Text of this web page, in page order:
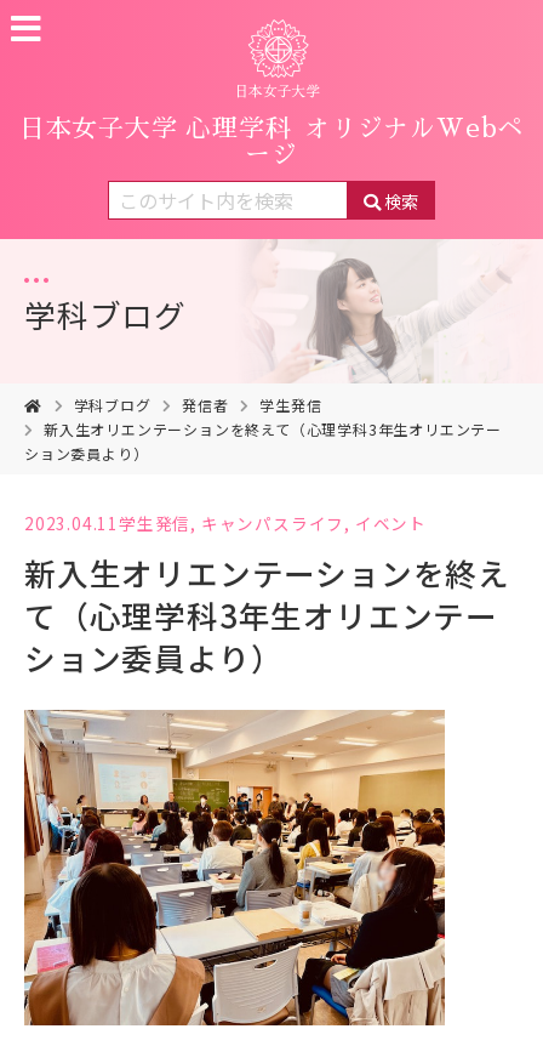
日本女子大学 心理学科
オリジナルWebペ
ージ
検索
学科ブログ
学科ブログ 発信者
学生発信
新入生オリエンテーションを終えて（心理学科3年生オリエンテー
ション委員より）
2023.04.11学生発信, キャンパスライフ , イベント
新入生オリエンテーションを終え
て（心理学科3年生オリエンテー
ション委員より）